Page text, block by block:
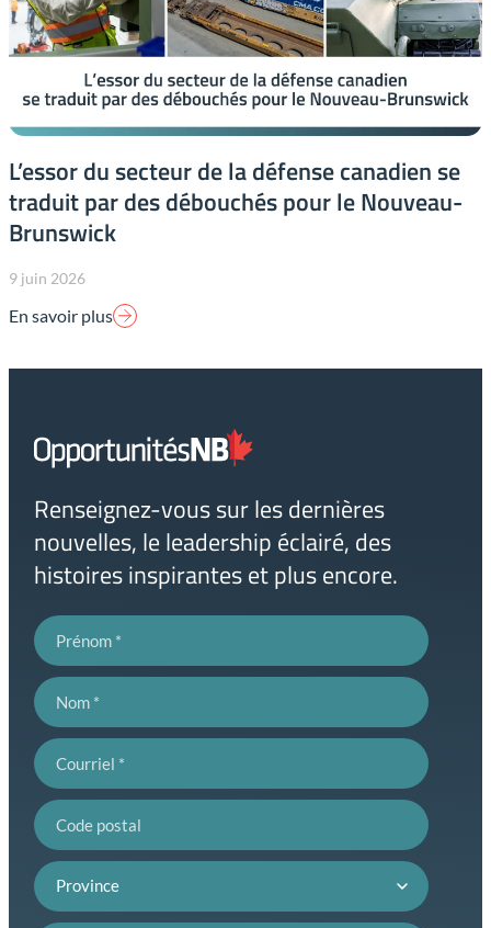
L’essor du secteur de la défense canadien se
traduit par des débouchés pour le Nouveau-
Brunswick
9 juin 2026
En savoir plus
Lien
page
Renseignez-vous sur les dernières
nouvelles, le leadership éclairé, des
histoires inspirantes et plus encore.
Prénom
Nom
Courriel
Code postal
Province